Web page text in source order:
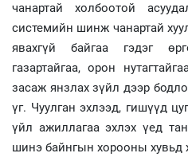
чанартай холбоотой
системийн шинж чанартай
явахгүй байгаа гэдэг
газартайгаа, орон
засаж янзлах зүйл дээр
үг. Чуулган эхлээд, гишүүд
үйл ажиллагаа эхлэх үед
шинэ байнгын хорооны хувьд